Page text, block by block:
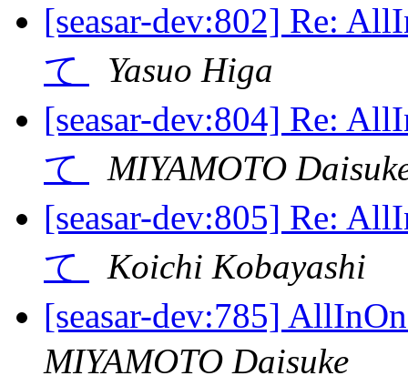
[seasar-dev:802] Re:
て
Yasuo Higa
[seasar-dev:804] Re:
て
MIYAMOTO
[seasar-dev:805] Re:
て
Koichi Kobayashi
[seasar-dev:785]
MIYAMOTO Daisuke